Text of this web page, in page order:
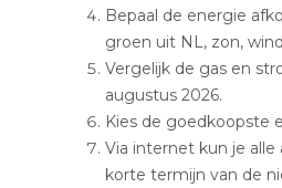
Bepaal de energie
groen uit NL, zon,
Vergelijk de gas en
augustus 2026.
Kies de goedkoopste
Via internet kun je
korte termijn van de